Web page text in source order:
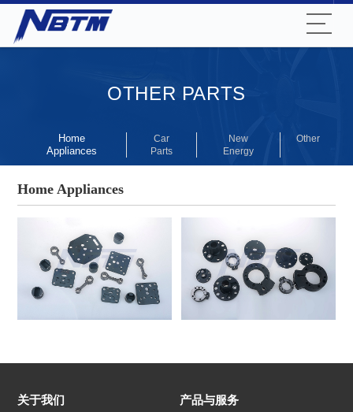
OTHER PARTS
Home
Appliances
Car
Parts
New
Energy
Other
Home Appliances
关于我们 产品与服务